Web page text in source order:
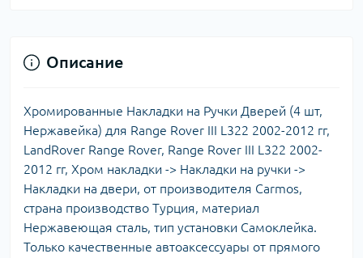
Описание
Хромированные Накладки на Ручки Дверей (4 шт,
Нержавейка) для Range Rover III L322 2002-2012 гг,
LandRover Range Rover, Range Rover III L322 2002-
2012 гг, Хром накладки -> Накладки на ручки ->
Накладки на двери, от производителя Carmos,
страна производство Турция, материал
Нержавеющая сталь, тип установки Самоклейка.
Только качественные автоаксессуары от прямого